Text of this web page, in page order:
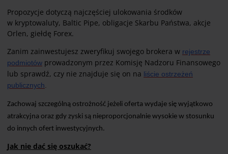
Propozycje dotyczą najczęściej ulokowania środków
w kryptowaluty, Baltic Pipe, obligacje Skarbu Państwa, akcje
Orlen, giełdę Forex.
Zanim zainwestujesz zweryfikuj swojego brokera w rejestrze
podmiotów prowadzonym przez Komisję Nadzoru Finansowego
lub sprawdź, czy nie znajduje się on na liście ostrzeżeń
publicznych.
Zachowaj szczególną ostrożność jeżeli oferta wydaje się wyjątkowo
atrakcyjna oraz gdy zyski są nieproporcjonalnie wysokie w stosunku
do innych ofert inwestycyjnych.
Jak nie dać się oszukać?